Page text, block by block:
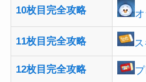
10枚目完全攻略
11枚目完全攻略
12枚目完全攻略